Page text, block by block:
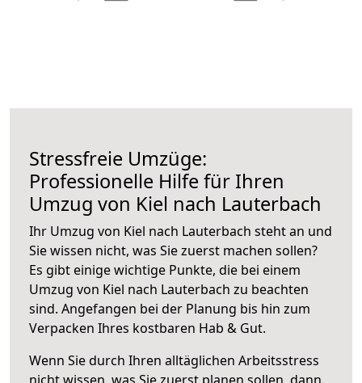
Stressfreie Umzüge:
Professionelle Hilfe für Ihren
Umzug von Kiel nach Lauterbach
Ihr Umzug von Kiel nach Lauterbach steht an und
Sie wissen nicht, was Sie zuerst machen sollen?
Es gibt einige wichtige Punkte, die bei einem
Umzug von Kiel nach Lauterbach zu beachten
sind. Angefangen bei der Planung bis hin zum
Verpacken Ihres kostbaren Hab & Gut.
Wenn Sie durch Ihren alltäglichen Arbeitsstress